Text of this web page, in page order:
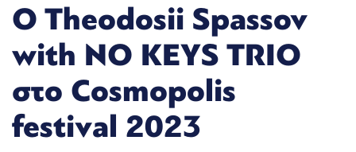
O Theodosii Spassov
with NO KEYS TRIO
στο Cosmopolis
festival 2023